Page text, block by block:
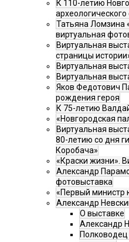
К 110-летию
Татьяна Ломзина
виртуальная
Виртуальная
страницы
Виртуальная
Виртуальная
Яков Федотович
рождения героя
К 75-летию
«Новгородская
Виртуальная
80-летию со дня
Коробача»
«Краски жизни».
Александр
фотовыставка
«Первый министр
Александр
О выставке
Александр